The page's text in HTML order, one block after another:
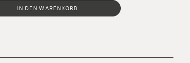
IN DEN WARENKORB